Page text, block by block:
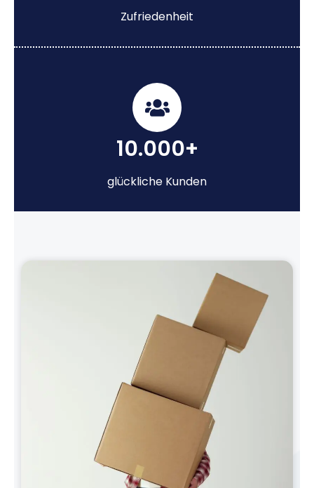
Zufriedenheit
10.000+
glückliche Kunden